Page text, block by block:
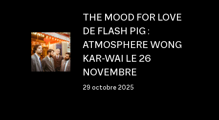
THE MOOD FOR LOVE
DE FLASH PIG :
ATMOSPHERE WONG
KAR-WAI LE 26
NOVEMBRE
29 octobre 2025